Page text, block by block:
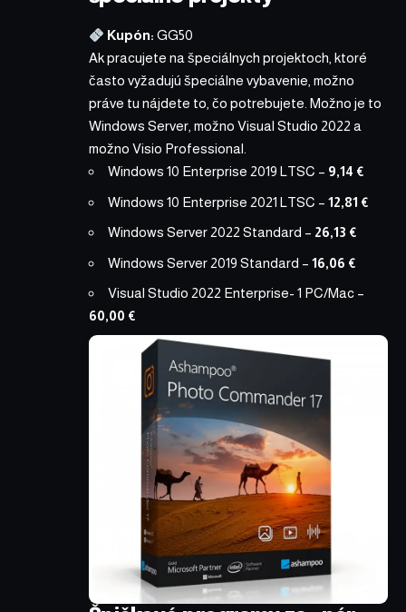
Kupón: GG50
Ak pracujete na špeciálnych projektoch, ktoré
často vyžadujú špeciálne vybavenie, možno
práve tu nájdete to, čo potrebujete. Možno je to
Windows Server, možno Visual Studio 2022 a
možno Visio Professional.
Windows 10 Enterprise 2019 LTSC – 9,14 €
Windows 10 Enterprise 2021 LTSC – 12,81 €
Windows Server 2022 Standard – 26,13 €
Windows Server 2019 Standard – 16,06 €
Visual Studio 2022 Enterprise- 1 PC/Mac –
60,00 €